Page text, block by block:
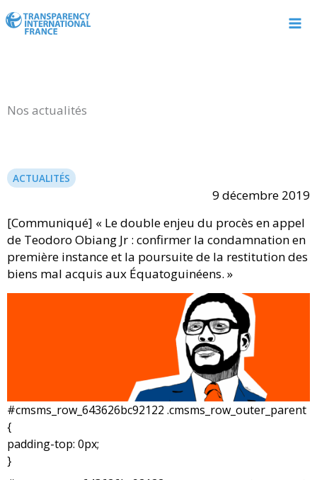
au
Nos actualités
ACTUALITÉS
9 décembre 2019
[Communiqué] « Le double enjeu du procès en appel
de Teodoro Obiang Jr : confirmer la condamnation en
première instance et la poursuite de la restitution des
biens mal acquis aux Équatoguinéens. »
#cmsms_row_643626bc92122 .cmsms_row_outer_parent
{
padding-top: 0px;
}